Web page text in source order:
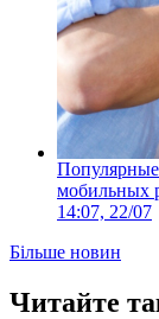
мобильных
14:07, 22/07
Більше новин
Читайте